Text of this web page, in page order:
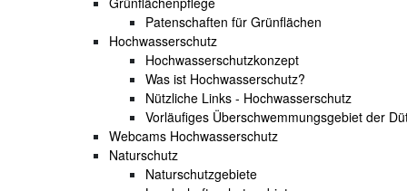
Patenschaften für Grünflächen
Hochwasserschutz
Hochwasserschutzkonzept
Was ist Hochwasserschutz?
Nützliche Links - Hochwasserschutz
Vorläufiges Überschwemmungsgebiet der
Webcams Hochwasserschutz
Naturschutz
Naturschutzgebiete